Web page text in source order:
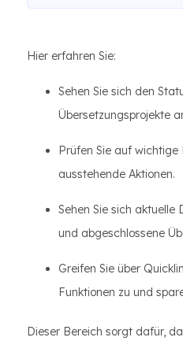
Hier erfahren Sie:
Sehen Sie sich den
Übersetzungsprojekte
Prüfen Sie auf
ausstehende Aktionen.
Sehen Sie sich aktuelle
und abgeschlossene
Greifen Sie über
Funktionen zu und
Dieser Bereich sorgt dafür,